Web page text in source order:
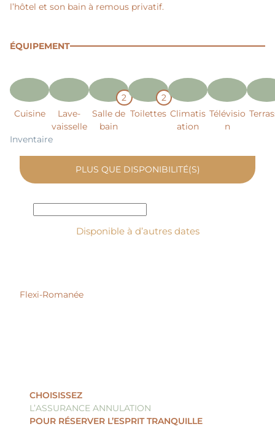
l’hôtel et son bain à remous privatif.
ÉQUIPEMENT
Cuisine
Lave-
vaisselle
2
Salle de
bain
2
Toilettes Climatis
ation
Télévisio
n
Inventaire
PLUS QUE DISPONIBILITÉ(S)
Disponible à d’autres dates
Flexi-Romanée
CHOISISSEZ
L’ASSURANCE ANNULATION
POUR RÉSERVER L’ESPRIT TRANQUILLE